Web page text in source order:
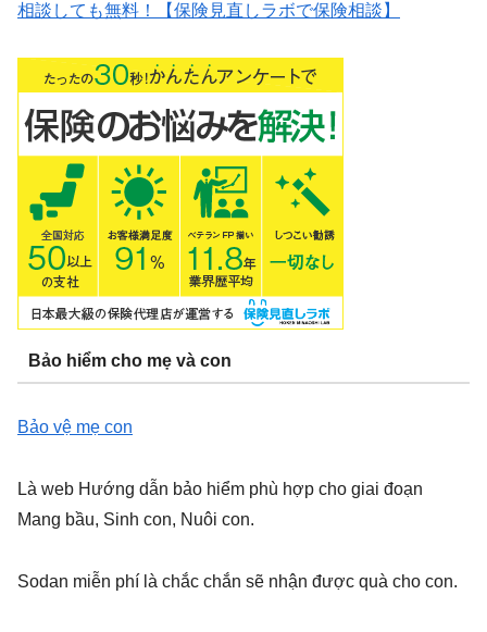
相談しても無料！【保険見直しラボで保険相談】
Bảo hiểm cho mẹ và con
Bảo vệ mẹ con
Là web Hướng dẫn bảo hiểm phù hợp cho giai đoạn
Mang bầu, Sinh con, Nuôi con.
Sodan miễn phí là chắc chắn sẽ nhận được quà cho con.